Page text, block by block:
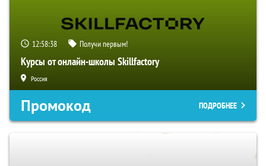
12:58:37 Получи первым!
Курсы от онлайн-школы Skillfactory
Россия
Промокод ПОДРОБНЕЕ